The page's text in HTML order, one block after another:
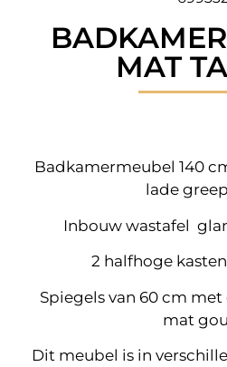
MAT
Badkamermeubel 140
lade
Inbouw wastafel
2 halfhoge
Spiegels van 60 cm
mat
Dit meubel is in